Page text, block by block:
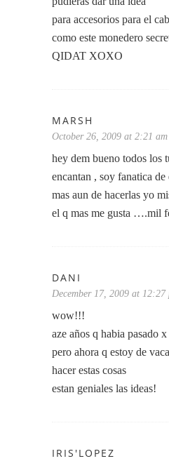
para accesorios para el
como este monedero
QIDAT XOXO
MARSH
October 26, 2009 at 2:21 am
hey dem bueno todos los
encantan , soy fanatica de
mas aun de hacerlas yo
el q mas me gusta ….mil
DANI
December 17, 2009 at 12:27
wow!!!
aze años q habia pasado
pero ahora q estoy de
hacer estas cosas
estan geniales las ideas!
IRIS'LOPEZ